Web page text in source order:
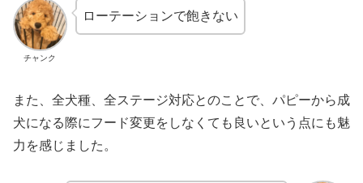
チャンク
ローテーションで飽きない
また、全犬種、全ステージ対応とのことで、パピーから成
犬になる際にフード変更をしなくても良いという点にも魅
力を感じました。